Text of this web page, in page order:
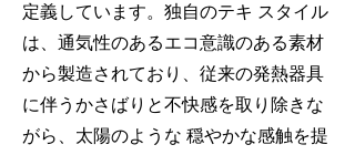
定義しています。独自のテキ スタイル
は、通気性のあるエコ意識のある素材
から製造されており、従来の発熱器具
に伴うかさばりと不快感を取り除きな
がら、太陽のような 穏やかな感触を提